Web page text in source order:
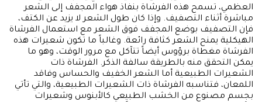
العظمي، تسمح هذه الفرشاة بنفاذ هواء المجفف إلى الشعر
مباشرة أثناء التصفيف. وإذا كان طول الشعر لا يزيد عن الكتف،
فإن التصفيف بوضع المجفف فوق الشعر مع استعمال الفرشاة
الهيكلية يمنح الشعر كثافة رائعة. وغالباً ما تكون شعيرات هذه
الفرشاة مغطاة برؤوس أيضاً تتآكل مع مرور الوقت، وهو ما
يمكن التحقق منه بالطريقة سالفة الذكر. الفرشاة ذات
الشعيرات الطبيعية أما الشعر الخفيف والحساس وفاقد
اللمعان، فتناسبه الفرشاة ذات الشعيرات الطبيعية، والتي تأتي
بجسم مصنوع من الخشب الطبيعي كالأبنوس وشعيرات